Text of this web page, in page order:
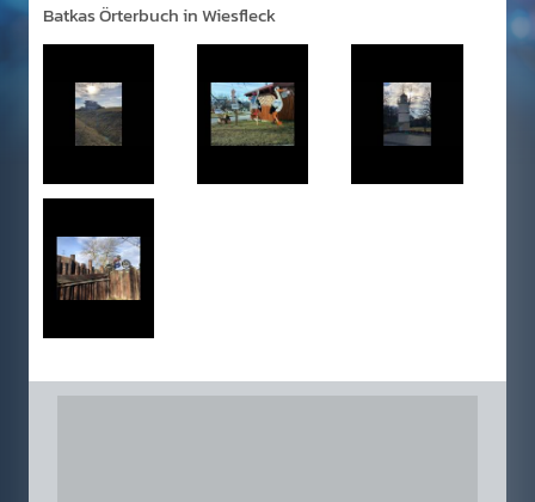
Batkas Örterbuch in Wiesfleck